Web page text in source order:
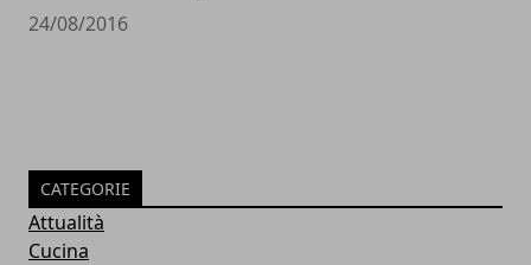
24/08/2016
CATEGORIE
Attualità
Cucina